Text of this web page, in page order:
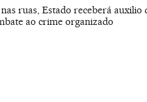
ruas, Estado receberá auxilio
ao crime organizado